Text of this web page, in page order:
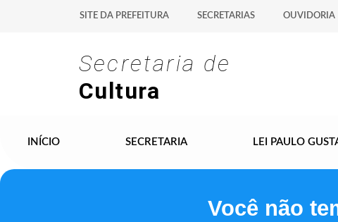
SITE DA PREFEITURA SECRETARIAS OUVIDORIA
Secretaria de
Cultura
INÍCIO SECRETARIA LEI PAULO
Você não